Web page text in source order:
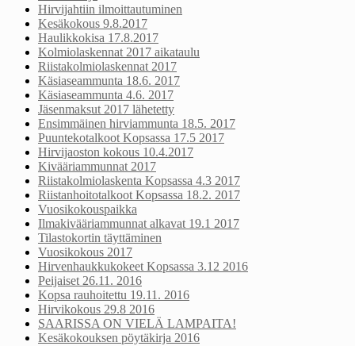
Hirvijahtiin ilmoittautuminen
Kesäkokous 9.8.2017
Haulikkokisa 17.8.2017
Kolmiolaskennat 2017 aikataulu
Riistakolmiolaskennat 2017
Käsiaseammunta 18.6. 2017
Käsiaseammunta 4.6. 2017
Jäsenmaksut 2017 lähetetty
Ensimmäinen hirviammunta 18.5. 2017
Puuntekotalkoot Kopsassa 17.5 2017
Hirvijaoston kokous 10.4.2017
Kivääriammunnat 2017
Riistakolmiolaskenta Kopsassa 4.3 2017
Riistanhoitotalkoot Kopsassa 18.2. 2017
Vuosikokouspaikka
Ilmakivääriammunnat alkavat 19.1 2017
Tilastokortin täyttäminen
Vuosikokous 2017
Hirvenhaukkukokeet Kopsassa 3.12 2016
Peijaiset 26.11. 2016
Kopsa rauhoitettu 19.11. 2016
Hirvikokous 29.8 2016
SAARISSA ON VIELÄ LAMPAITA!
Kesäkokouksen pöytäkirja 2016